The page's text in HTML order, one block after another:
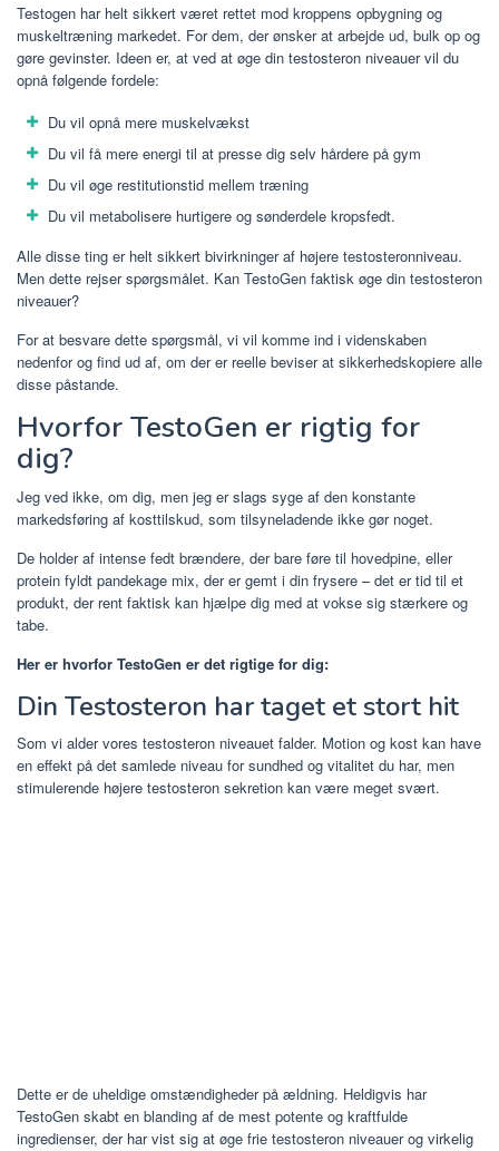
Testogen har helt sikkert været rettet mod kroppens opbygning og
muskeltræning markedet. For dem, der ønsker at arbejde ud, bulk op og
gøre gevinster. Ideen er, at ved at øge din testosteron niveauer vil du
opnå følgende fordele:
Du vil opnå mere muskelvækst
Du vil få mere energi til at presse dig selv hårdere på gym
Du vil øge restitutionstid mellem træning
Du vil metabolisere hurtigere og sønderdele kropsfedt.
Alle disse ting er helt sikkert bivirkninger af højere testosteronniveau.
Men dette rejser spørgsmålet. Kan TestoGen faktisk øge din testosteron
niveauer?
For at besvare dette spørgsmål, vi vil komme ind i videnskaben
nedenfor og find ud af, om der er reelle beviser at sikkerhedskopiere alle
disse påstande.
Hvorfor TestoGen er rigtig for
dig?
Jeg ved ikke, om dig, men jeg er slags syge af den konstante
markedsføring af kosttilskud, som tilsyneladende ikke gør noget.
De holder af intense fedt brændere, der bare føre til hovedpine, eller
protein fyldt pandekage mix, der er gemt i din frysere – det er tid til et
produkt, der rent faktisk kan hjælpe dig med at vokse sig stærkere og
tabe.
Her er hvorfor TestoGen er det rigtige for dig:
Din Testosteron har taget et stort hit
Som vi alder vores testosteron niveauet falder. Motion og kost kan have
en effekt på det samlede niveau for sundhed og vitalitet du har, men
stimulerende højere testosteron sekretion kan være meget svært.
Dette er de uheldige omstændigheder på ældning. Heldigvis har
TestoGen skabt en blanding af de mest potente og kraftfulde
ingredienser, der har vist sig at øge frie testosteron niveauer og virkelig